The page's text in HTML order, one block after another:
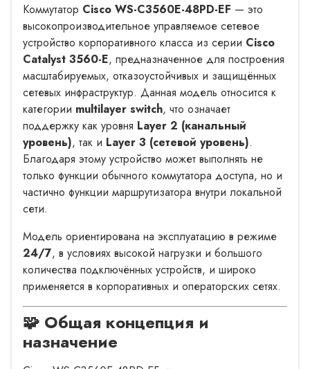
Коммутатор Cisco WS-C3560E-48PD-EF — это
высокопроизводительное управляемое сетевое
устройство корпоративного класса из серии Cisco
Catalyst 3560-E, предназначенное для построения
масштабируемых, отказоустойчивых и защищённых
сетевых инфраструктур. Данная модель относится к
категории multilayer switch, что означает
поддержку как уровня Layer 2 (канальный
уровень), так и Layer 3 (сетевой уровень).
Благодаря этому устройство может выполнять не
только функции обычного коммутатора доступа, но и
частично функции маршрутизатора внутри локальной
сети.
Модель ориентирована на эксплуатацию в режиме
24/7, в условиях высокой нагрузки и большого
количества подключённых устройств, и широко
применяется в корпоративных и операторских сетях.
🧩 Общая концепция и
назначение